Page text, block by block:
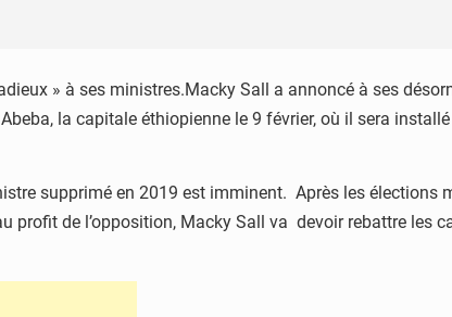
» à ses ministres.Macky Sall a annoncé à ses
la capitale éthiopienne le 9 février, où il sera installé
supprimé en 2019 est imminent. Après les élections
de l’opposition, Macky Sall va devoir rebattre les